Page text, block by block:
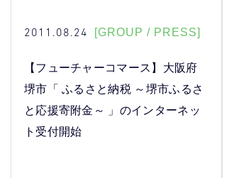
2011.08.24 [GROUP / PRESS]
【フューチャーコマース】大阪府
堺市「 ふるさと納税 ～堺市ふるさ
と応援寄附金～ 」のインターネッ
ト受付開始